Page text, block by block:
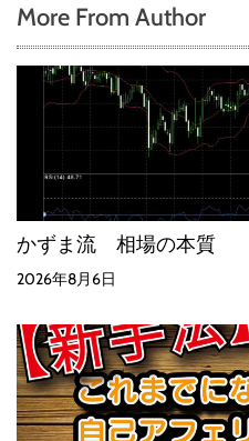
More From Author
かずま流 相場の本質
2026年8月6日